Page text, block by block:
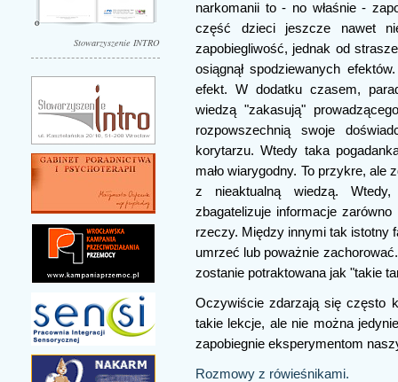
Stowarzyszenie INTRO
narkomanii to - no właśnie -
część dzieci jeszcze nawet
zapobiegliwość, jednak od
osiągnął spodziewanych
efekt. W dodatku czasem,
wiedzą "zakasują"
rozpowszechnią swoje
korytarzu. Wtedy taka
mało wiarygodny. To przykre, ale
z nieaktualną wiedzą.
zbagatelizuje informacje
rzeczy. Między innymi tak istotny
umrzeć lub poważnie
zostanie potraktowana jak "takie
Oczywiście zdarzają się często
takie lekcje, ale nie można
zapobiegnie eksperymentom
Rozmowy z rówieśnikami.